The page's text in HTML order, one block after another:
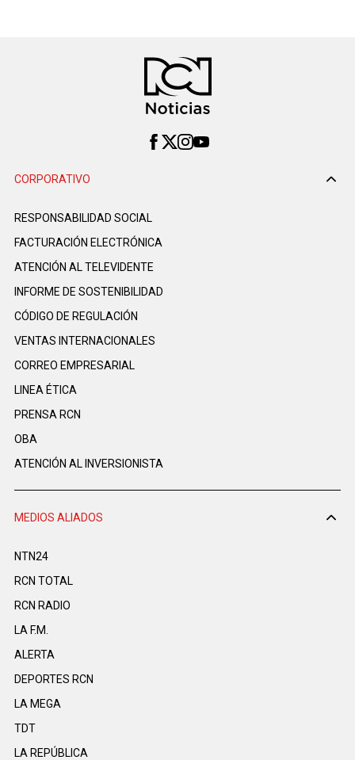
CORPORATIVO
RESPONSABILIDAD SOCIAL
FACTURACIÓN ELECTRÓNICA
ATENCIÓN AL TELEVIDENTE
INFORME DE SOSTENIBILIDAD
CÓDIGO DE REGULACIÓN
VENTAS INTERNACIONALES
CORREO EMPRESARIAL
LINEA ÉTICA
PRENSA RCN
OBA
ATENCIÓN AL INVERSIONISTA
MEDIOS ALIADOS
NTN24
RCN TOTAL
RCN RADIO
LA F.M.
ALERTA
DEPORTES RCN
LA MEGA
TDT
LA REPÚBLICA